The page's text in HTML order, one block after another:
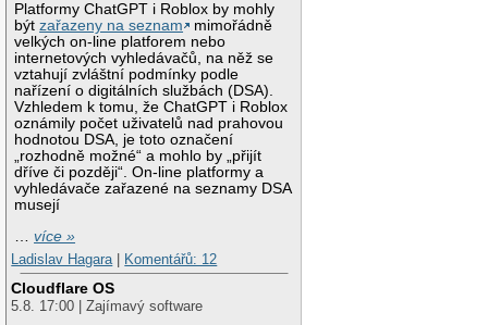
Platformy ChatGPT i Roblox by mohly
býtzařazeny na seznam
mimořádně
velkých on-line platforem nebo
internetových vyhledávačů, na něž se
vztahují zvláštní podmínky podle
nařízení o digitálních službách (DSA).
Vzhledem k tomu, že ChatGPT i Roblox
oznámily počet uživatelů nad prahovou
hodnotou DSA, je toto označení
„rozhodně možné“ a mohlo by „přijít
dříve či později“. On-line platformy a
vyhledávače zařazené na seznamy DSA
musejí
…více »
Ladislav Hagara| Komentářů: 12
Cloudflare OS
5.8. 17:00 | Zajímavý software